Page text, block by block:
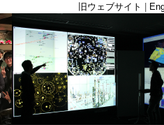
旧ウェブサイト